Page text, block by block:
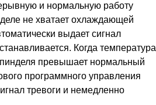
и нормальную работу
не хватает охлаждающей
выдает сигнал
Когда температура
превышает нормальный
программного управления
тревоги и немедленно